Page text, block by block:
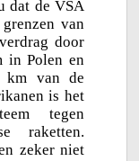
dat de VSA
van
door
in Polen en
km van de
is het
tegen
raketten.
zeker niet